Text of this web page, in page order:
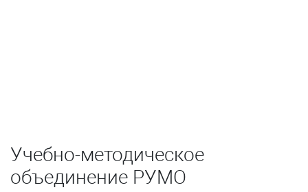
Учебно-методическое
объединение РУМО